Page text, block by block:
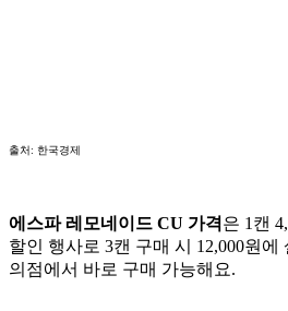
출처: 한국경제
에스파 레모네이드 CU 가격은 1캔
할인 행사로 3캔 구매 시 12,000원에
의점에서 바로 구매 가능해요.